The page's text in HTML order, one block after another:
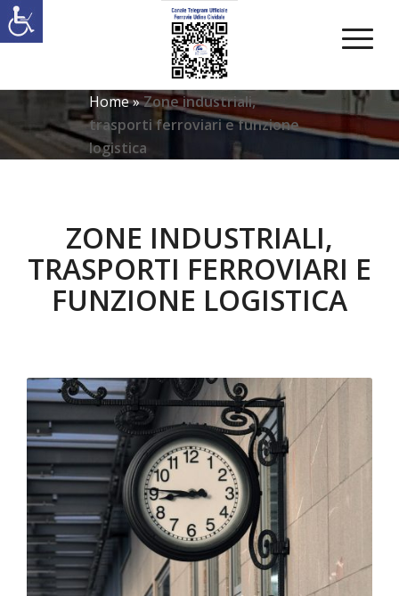
Home»Zone industriali,
trasporti ferroviari e funzione
logistica
ZONE INDUSTRIALI,
TRASPORTI FERROVIARI E
FUNZIONE LOGISTICA